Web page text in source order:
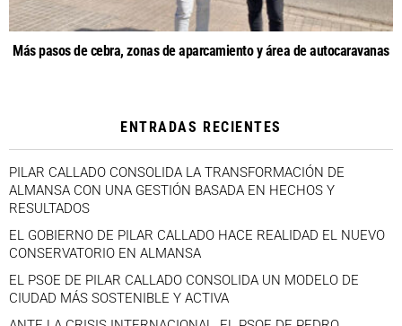
Más pasos de cebra, zonas de aparcamiento y área de autocaravanas
ENTRADAS RECIENTES
PILAR CALLADO CONSOLIDA LA TRANSFORMACIÓN DE
ALMANSA CON UNA GESTIÓN BASADA EN HECHOS Y
RESULTADOS
EL GOBIERNO DE PILAR CALLADO HACE REALIDAD EL NUEVO
CONSERVATORIO EN ALMANSA
EL PSOE DE PILAR CALLADO CONSOLIDA UN MODELO DE
CIUDAD MÁS SOSTENIBLE Y ACTIVA